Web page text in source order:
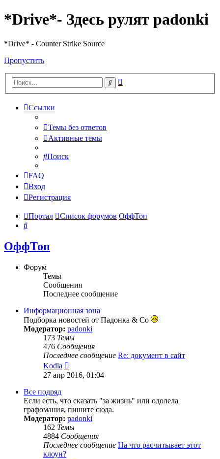
*Drive*- Здесь рулят padonki
*Drive* - Counter Strike Source
Пропустить
Поиск
Ссылки
Темы без ответов
Активные темы
Поиск
FAQ
Вход
Регистрация
Портал Список форумов ОффТоп
Поиск
ОффТоп
Форум
Темы
Сообщения
Последнее сообщение
Информационная зона
Подборка новостей от Падонка & Co
Модератор: padonki
173 Темы
476 Сообщения
Последнее сообщение Re: документ в сайт
Kodla
к
последнему
27 апр 2016, 01:04
Все подряд
Если есть, что сказать "за жизнь" или одолела
графомания, пишите сюда.
Модератор: padonki
162 Темы
4884 Сообщения
Последнее сообщение На что расчитывает этот
клоун?